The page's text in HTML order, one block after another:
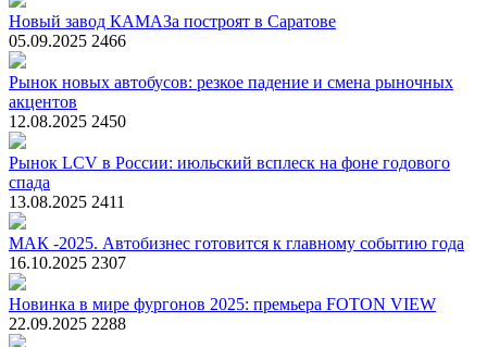
Новый завод КАМАЗа построят в Саратове
05.09.2025 2466
Рынок новых автобусов: резкое падение и смена рыночных
акцентов
12.08.2025 2450
Рынок LCV в России: июльский всплеск на фоне годового
спада
13.08.2025 2411
МАК -2025. Автобизнес готовится к главному событию года
16.10.2025 2307
Новинка в мире фургонов 2025: премьера FOTON VIEW
22.09.2025 2288